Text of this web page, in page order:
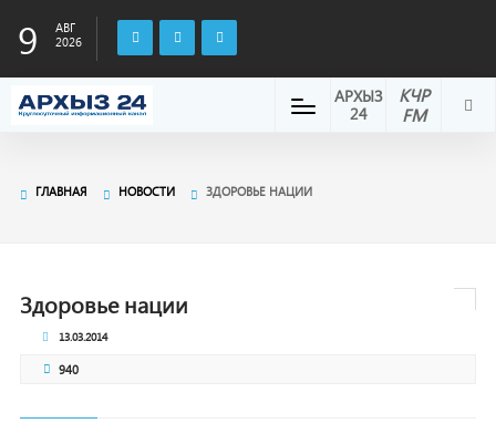
9
АВГ
2026
КЧР
FM
АРХЫЗ
24
ГЛАВНАЯ НОВОСТИ ЗДОРОВЬЕ НАЦИИ
Здоровье нации
13.03.2014
940